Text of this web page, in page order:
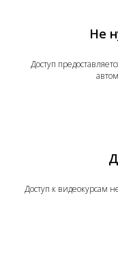
Не
Доступ
Доступ к видеокурсам